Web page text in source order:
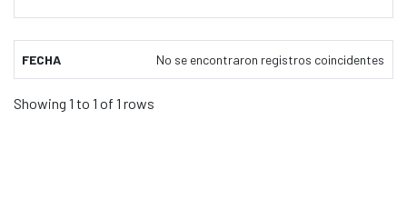
FECHA No se encontraron registros coincidentes
Showing 1 to 1 of 1 rows